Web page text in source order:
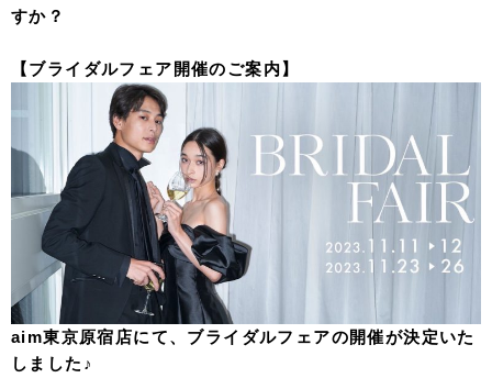
すか？
【ブライダルフェア開催のご案内】
aim東京原宿店にて、ブライダルフェアの開催が決定いた
しました♪